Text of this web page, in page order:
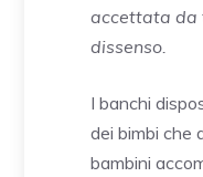
accettata da
dissenso.
I banchi
dei bimbi che
bambini